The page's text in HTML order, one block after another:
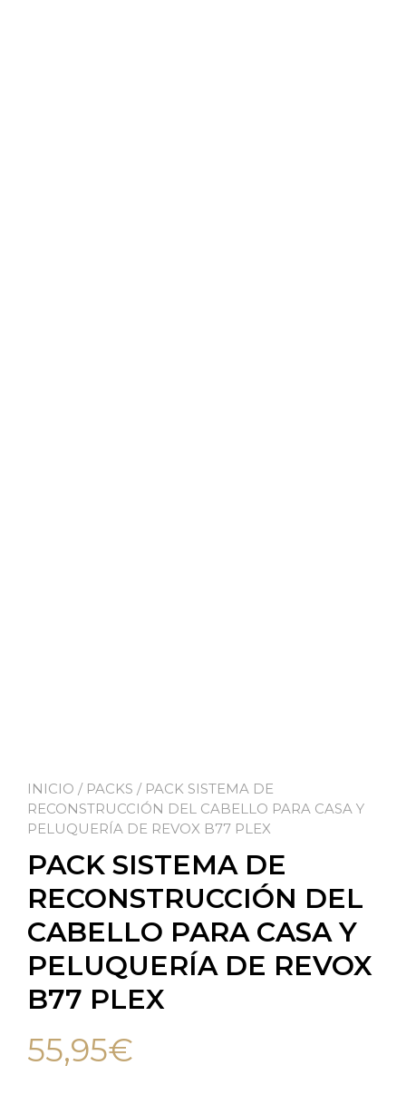
INICIO / PACKS / PACK SISTEMA DE
RECONSTRUCCIÓN DEL CABELLO PARA CASA Y
PELUQUERÍA DE REVOX B77 PLEX
PACK SISTEMA DE
RECONSTRUCCIÓN DEL
CABELLO PARA CASA Y
PELUQUERÍA DE REVOX
B77 PLEX
55,95€